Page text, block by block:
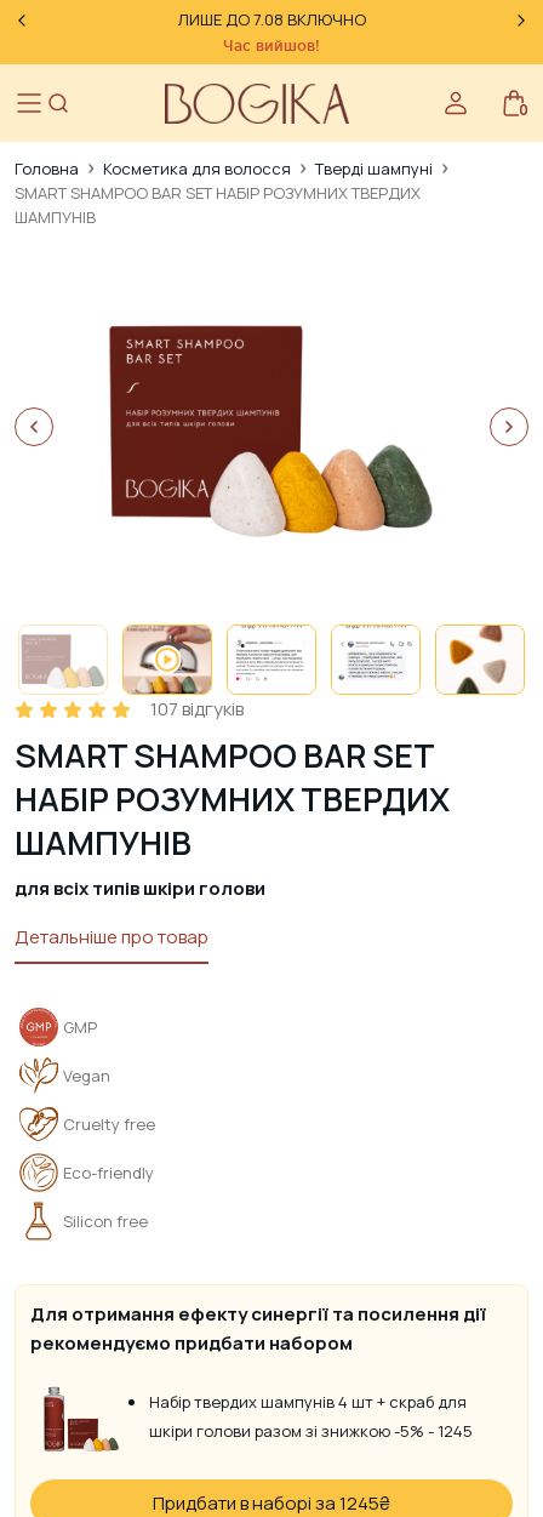
ЛИШЕ ДО 7.08 ВКЛЮЧНО
Час вийшов!
0
Головна Косметика для волосся
Тверді шампуні
SMART SHAMPOO BAR SET НАБІР РОЗУМНИХ ТВЕРДИХ
ШАМПУНІВ
107відгуків
SMART SHAMPOO BAR SET
НАБІР РОЗУМНИХ ТВЕРДИХ
ШАМПУНІВ
для всіх типів шкіри голови
Детальніше про товар
GMP
Vegan
Cruelty free
Eco-friendly
Silicon free
Для отримання ефекту синергії та посилення дії
рекомендуємо придбати набором
Набір твердих шампунів 4 шт + скраб для
шкіри голови разом зі знижкою -5% - 1245
Придбати в наборі за 1245₴